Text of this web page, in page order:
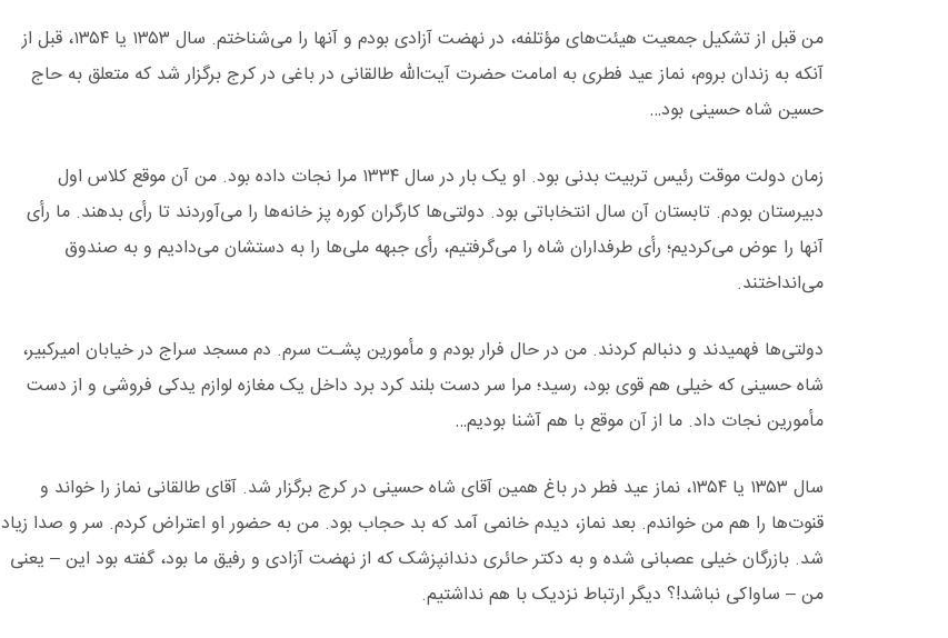
من قبل از تشکیل جمعیت هیئت‌های مؤتلفه، در نهضت آزادی بودم و آنها را می‌شناختم. سال ۱۳۵۳ یا ۱۳۵۴، قبل از
آنکه به زندان بروم، نماز عید فطری به امامت حضرت آیت‌الله طالقانی در باغی در کرج برگزار شد که متعلق به حاج
حسین شاه حسینی بود…
زمان دولت موقت رئیس تربیت بدنی بود. او یک بار در سال ۱۳۳۴ مرا نجات داده بود. من آن موقع کلاس اول
دبیرستان بودم. تابستان آن سال انتخاباتی بود. دولتی‌ها کارگران کوره پز خانه‌ها را می‌آوردند تا رأی بدهند. ما رأی
آنها را عوض می‌کردیم؛ رأی طرفداران شاه را می‌گرفتیم، رأی جبهه ملی‌ها را به دستشان می‌دادیم و به صندوق
می‌انداختند.
دولتی‌ها فهمیدند و دنبالم کردند. من در حال فرار بودم و مأمورین پشـت سرم. دم مسجد سراج در خیابان امیرکبیر،
شاه حسینی که خیلی هم قوی بود، رسید؛ مرا سر دست بلند کرد برد داخل یک مغازه لوازم یدکی فروشی و از دست
مأمورین نجات داد. ما از آن موقع با هم آشنا بودیم…
سال ۱۳۵۳ یا ۱۳۵۴، نماز عید فطر در باغ همین آقای شاه حسینی در کرج برگزار شد. آقای طالقانی نماز را خواند و
قنوت‌ها را هم من خواندم. بعد نماز، دیدم خانمی آمد که بد حجاب بود. من به حضور او اعتراض کردم. سر و صدا زیاد
شد. بازرگان خیلی عصبانی شده و به دکتر حائری دندانپزشک که از نهضت آزادی و رفیق ما بود، گفته بود این – یعنی
من – ساواکی نباشد!؟ دیگر ارتباط نزدیک با هم نداشتیم.